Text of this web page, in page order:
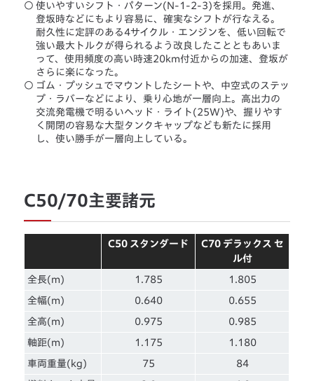
○ 使いやすいシフト・パターン(N-1-2-3)を採用。発進、
登坂時などにもより容易に、確実なシフトが行なえる。
耐久性に定評のある4サイクル・エンジンを、低い回転で
強い最大トルクが得られるよう改良したことともあいま
って、使用頻度の高い時速20km付近からの加速、登坂が
さらに楽になった。
○ ゴム・プッシュでマウントしたシートや、中空式のステッ
プ・ラバーなどにより、乗り心地が一層向上。高出力の
交流発電機で明るいヘッド・ライト(25W)や、握りやす
く開閉の容易な大型タンクキャップなども新たに採用
し、使い勝手が一層向上している。
C50/70主要諸元
C50 スタンダード
C70 デラックス セ
ル付
全長(m) 1.785 1.805
全幅(m) 0.640 0.655
全高(m) 0.975 0.985
軸距(m) 1.175 1.180
車両重量(kg) 75 84